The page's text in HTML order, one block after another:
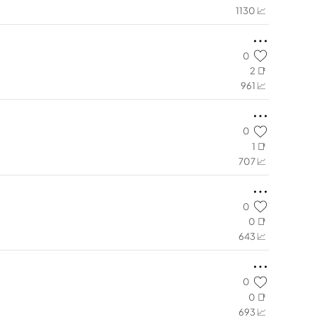
1130 📈
0
2 📑
961 📈
0
1 📑
707 📈
0
0 📑
643 📈
0
0 📑
693 📈